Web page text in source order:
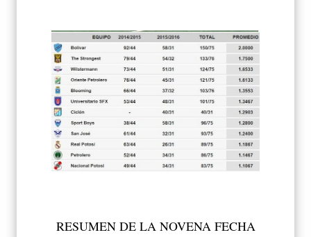
RESUMEN DE LA NOVENA FECHA